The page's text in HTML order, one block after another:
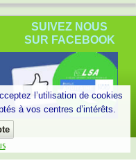
SUIVEZ NOUS
SUR FACEBOOK
l’utilisation de cookies
à vos centres d’intérêts.